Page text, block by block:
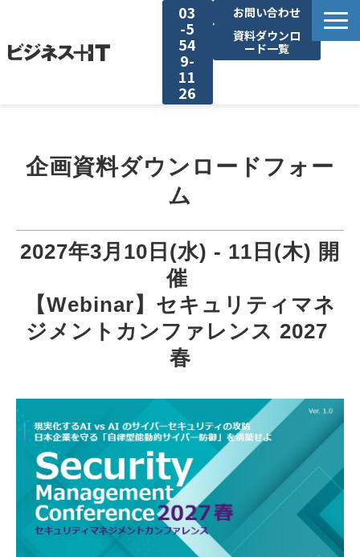
03
-5
54
9-
11
26
お問い合わせ
資料ダウンロ
ード一覧
セミナー集客がしたい
アンケート調査がしたい
媒体資料ダウンロード
活用事例
ブログ
企画資料ダウンロードフォー
ム
2027年3月10日(水) - 11日(木) 開
催
【Webinar】セキュリティマネ
ジメントカンファレンス 2027
春